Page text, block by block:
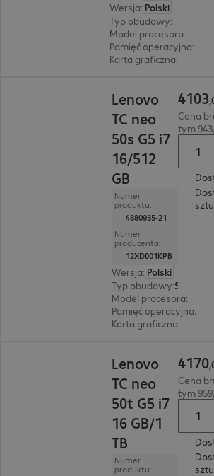
Wersja: Polski
Typ obudowy:
Model procesora:
Pamięć operacyjna:
Karta graficzna:
Lenovo
TC neo
50s G5 i7
16/512
GB
Numer
produktu:
4880935-21
Numer
producenta:
12XD001KPB
Wersja: Polski
Typ obudowy:
Model procesora:
Pamięć operacyjna:
Karta graficzna:
4103,
Cena
tym
Lenovo
TC neo
50t G5 i7
16 GB/1
TB
Numer
produktu:
4170,
Cena
tym